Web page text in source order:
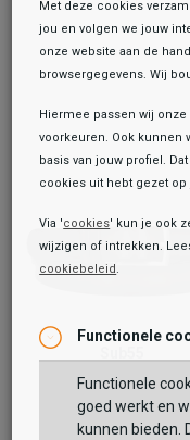
Toegevoegd
29,99 19,99
Met deze cookies
jou en volgen we jouw
onze website aan de
browsergegevens. Wij
Hiermee passen wij
voorkeuren. Ook kunnen
basis van jouw profiel.
cookies uit hebt gezet
Via 'cookies' kun je ook
wijzigen of intrekken.
cookiebeleid .
Functionele
Functionele
goed werkt en
kunnen bieden.